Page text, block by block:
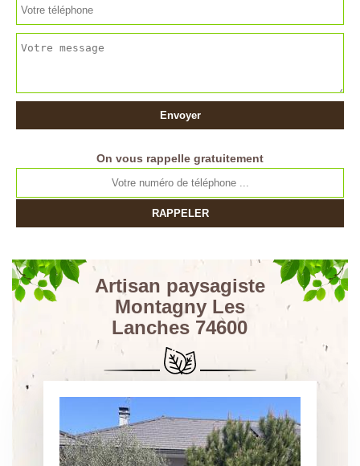
On vous rappelle gratuitement
Artisan paysagiste
Montagny Les
Lanches 74600